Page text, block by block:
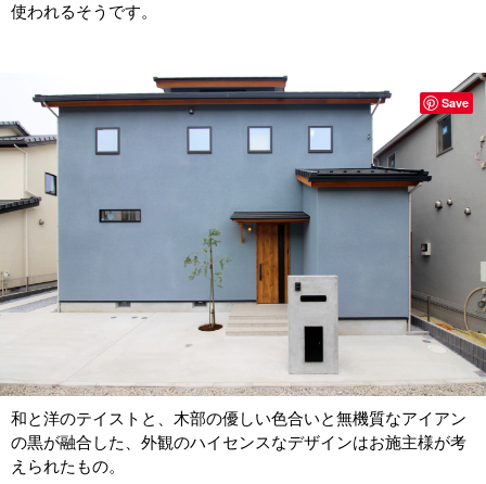
使われるそうです。
和と洋のテイストと、木部の優しい色合いと無機質なアイアン
の黒が融合した、外観のハイセンスなデザインはお施主様が考
えられたもの。
Save